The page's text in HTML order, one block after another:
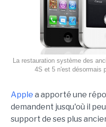
La restauration système des
4S et 5 n'est désormais
Apple a apporté une
demandent jusqu'où il
support de ses plus